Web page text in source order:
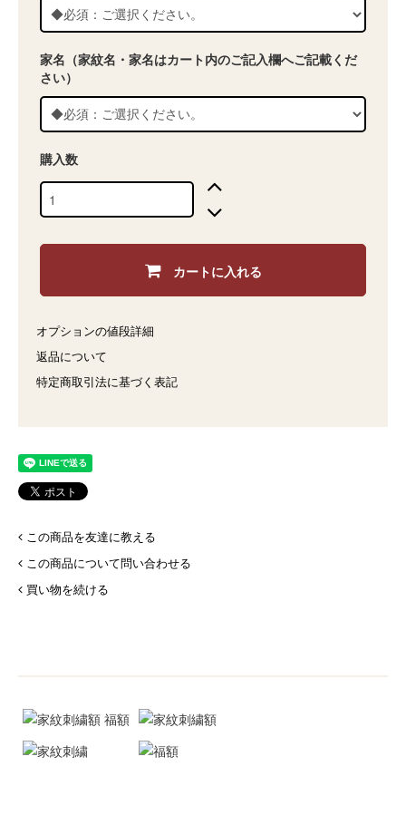
家名（家紋名・家名はカート内のご記入欄へご記載くだ
さい）
購入数
カートに入れる
オプションの値段詳細
返品について
特定商取引法に基づく表記
この商品を友達に教える
この商品について問い合わせる
買い物を続ける